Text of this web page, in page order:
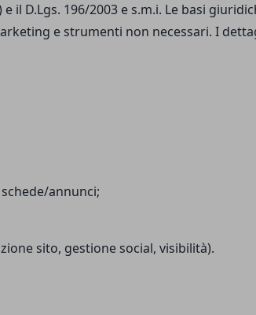
il D.Lgs. 196/2003 e s.m.i. Le basi
e strumenti non necessari. I
annunci;
sito, gestione social, visibilità).